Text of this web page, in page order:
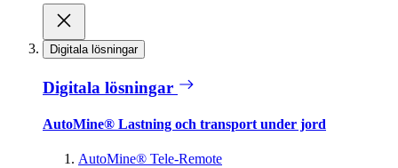
Digitala lösningar
Digitala lösningar
AutoMine® Lastning och transport under jord
AutoMine® Tele-Remote